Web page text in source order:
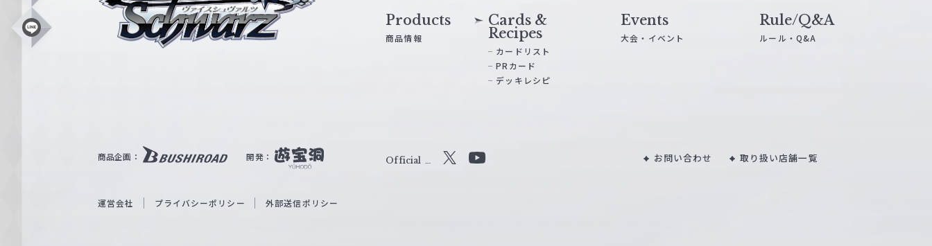
L
ス
W
i
Products
商品情報
Cards &
Recipes
カードリスト
PRカード
デッキレシピ
Events
大会・イベント
Rule/Q&A
ルール・Q&A
商品企画： 開発： Official お問い合わせ 取り扱い店舗一覧
運営会社 プライバシーポリシー 外部送信ポリシー